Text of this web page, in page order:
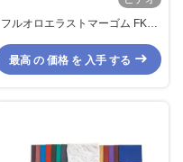
フルオロエラストマーゴム FKM
ートウェアラブルデバイス
最高 の 価格 を 入手 する